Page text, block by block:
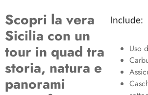
Include:
Uso
Scopri la vera
Sicilia con un
tour in quad tra
storia, natura e
panorami